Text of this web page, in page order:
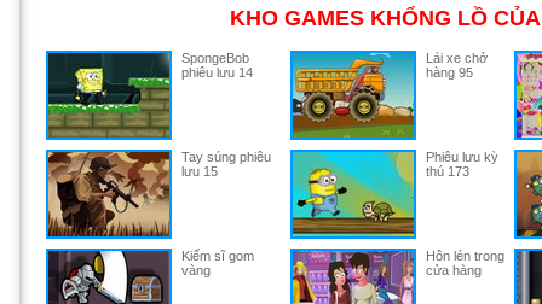
KHO GAMES KHỔNG LỒ
SpongeBob
phiêu lưu 14
Lái xe chở
hàng 95
Tay súng phiêu
lưu 15
Phiêu lưu kỳ
thú 173
Kiếm sĩ gom
vàng
Hôn lén trong
cửa hàng